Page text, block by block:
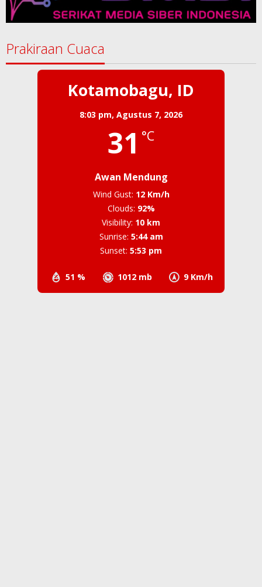
Prakiraan Cuaca
Kotamobagu, ID
8:03 pm, Agustus 7, 2026
31 °C
Awan Mendung
51 % 1012 mb 9 Km/h
Wind Gust: 12 Km/h
Clouds: 92%
Visibility: 10 km
Sunrise: 5:44 am
Sunset: 5:53 pm